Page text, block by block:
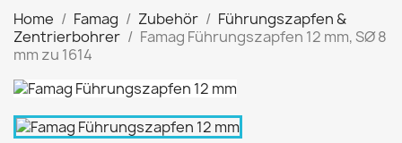
Home Famag Zubehör
Führungszapfen &
Zentrierbohrer
Famag Führungszapfen 12 mm, SØ 8
mm zu 1614